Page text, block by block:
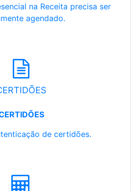
na Receita precisa ser
agendado.
de certidões.